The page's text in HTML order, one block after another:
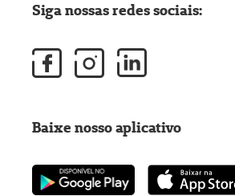
Siga nossas redes sociais:
Baixe nosso aplicativo